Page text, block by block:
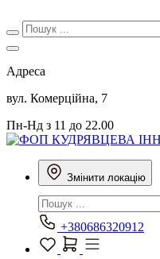
Адреса
вул. Комерційна, 7
Пн-Нд з 11 до 22.00
Змінити локацію
+380686320912